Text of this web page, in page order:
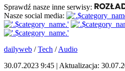
Sprawdź nasze inne serwisy:
Nasze social media:
dailyweb /Tech /Audio
30.07.2023 9:45 | Aktualizacja: